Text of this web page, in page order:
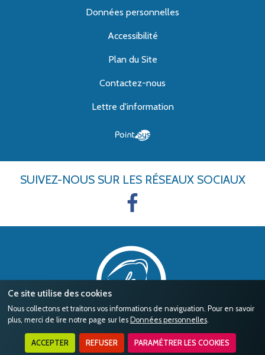
Ce site utilise des cookies
Nous collectons et traitons vos informations de naviguation. Pour en savoir
plus, merci de lire notre page sur les Données personnelles.
ACCEPTER REFUSER PARAMÉTRER LES COOKIES
Données personnelles
Accessibilité
Plan du Site
Contactez-nous
Lettre d'information
SUIVEZ-NOUS SUR LES RÉSEAUX SOCIAUX